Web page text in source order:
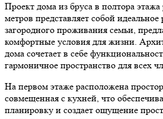
Проект дома из бруса в полтора
метров представляет собой
загородного проживания семьи,
комфортные условия для жизни.
дома сочетает в себе
гармоничное пространство для всех
На первом этаже расположена
совмещенная с кухней, что
планировку и создает ощущение